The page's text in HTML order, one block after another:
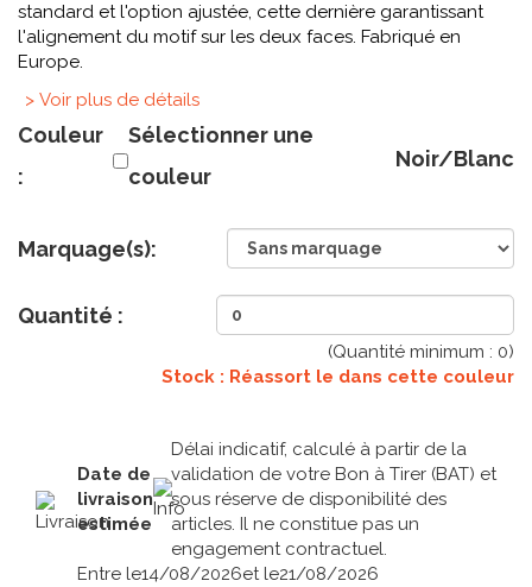
standard et l'option ajustée, cette dernière garantissant
l'alignement du motif sur les deux faces. Fabriqué en
Europe.
> Voir plus de détails
Couleur
:
Sélectionner une
couleur
Noir/Blanc
Marquage(s):
Quantité :
(Quantité minimum : 0)
Stock : Réassort le dans cette couleur
Date de
livraison
estimée
Délai indicatif, calculé à partir de la
validation de votre Bon à Tirer (BAT) et
sous réserve de disponibilité des
articles. Il ne constitue pas un
engagement contractuel.
Entre le14/08/2026et le21/08/2026